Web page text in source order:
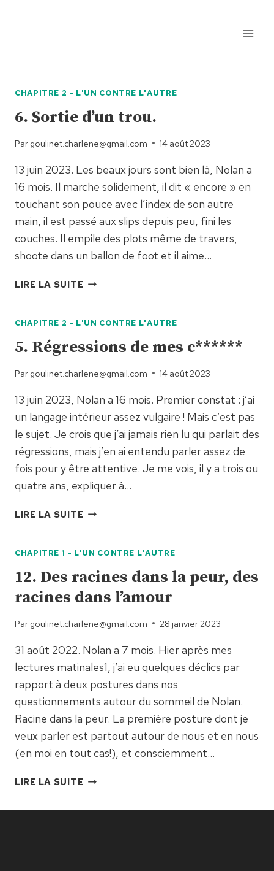
CHAPITRE 2 - L'UN CONTRE L'AUTRE
6. Sortie d’un trou.
Par goulinet.charlene@gmail.com 14 août 2023
13 juin 2023. Les beaux jours sont bien là, Nolan a
16 mois. Il marche solidement, il dit « encore » en
touchant son pouce avec l’index de son autre
main, il est passé aux slips depuis peu, fini les
couches. Il empile des plots même de travers,
shoote dans un ballon de foot et il aime…
LIRE LA SUITE6.
TROU.
CHAPITRE 2 - L'UN CONTRE L'AUTRE
5. Régressions de mes c******
Par goulinet.charlene@gmail.com 14 août 2023
13 juin 2023, Nolan a 16 mois. Premier constat : j’ai
un langage intérieur assez vulgaire ! Mais c’est pas
le sujet. Je crois que j’ai jamais rien lu qui parlait des
régressions, mais j’en ai entendu parler assez de
fois pour y être attentive. Je me vois, il y a trois ou
quatre ans, expliquer à…
LIRE LA SUITE5.
MES
C******
CHAPITRE 1 - L'UN CONTRE L'AUTRE
12. Des racines dans la peur, des
racines dans l’amour
Par goulinet.charlene@gmail.com 28 janvier 2023
31 août 2022. Nolan a 7 mois. Hier après mes
lectures matinales1, j’ai eu quelques déclics par
rapport à deux postures dans nos
questionnements autour du sommeil de Nolan.
Racine dans la peur. La première posture dont je
veux parler est partout autour de nous et en nous
(en moi en tout cas!), et consciemment…
LIRE LA SUITE12.
RACINES